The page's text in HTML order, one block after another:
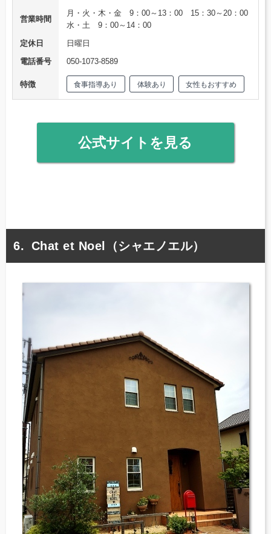
営業時間
月・火・木・金 9：00～13：00 15：30～20：00
水・土 9：00～14：00
定休日
日曜日
電話番号
050-1073-8589
特徴 食事指導あり 体験あり 女性もおすすめ
公式サイトを見る
Chat et Noel（シャエノエル）